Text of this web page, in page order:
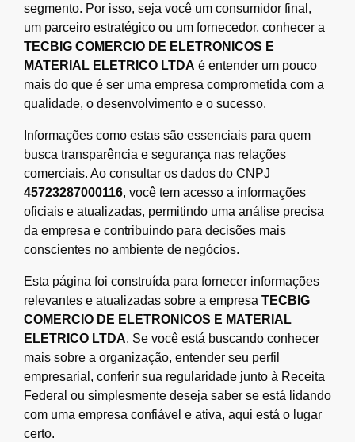
segmento. Por isso, seja você um consumidor final,
um parceiro estratégico ou um fornecedor, conhecer a
TECBIG COMERCIO DE ELETRONICOS E
MATERIAL ELETRICO LTDA é entender um pouco
mais do que é ser uma empresa comprometida com a
qualidade, o desenvolvimento e o sucesso.
Informações como estas são essenciais para quem
busca transparência e segurança nas relações
comerciais. Ao consultar os dados do CNPJ
45723287000116, você tem acesso a informações
oficiais e atualizadas, permitindo uma análise precisa
da empresa e contribuindo para decisões mais
conscientes no ambiente de negócios.
Esta página foi construída para fornecer informações
relevantes e atualizadas sobre a empresa TECBIG
COMERCIO DE ELETRONICOS E MATERIAL
ELETRICO LTDA. Se você está buscando conhecer
mais sobre a organização, entender seu perfil
empresarial, conferir sua regularidade junto à Receita
Federal ou simplesmente deseja saber se está lidando
com uma empresa confiável e ativa, aqui está o lugar
certo.